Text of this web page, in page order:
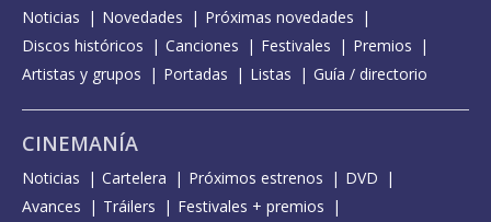
Noticias Novedades
Próximas novedades
Discos históricos
Canciones Festivales
Premios
Artistas y grupos
Portadas Listas Guía / directorio
CINEMANÍA
Noticias Cartelera Próximos estrenos
DVD
Avances
Tráilers
Festivales + premios